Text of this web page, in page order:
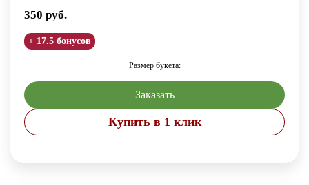
350 руб.
+ 17.5 бонусов
Размер букета:
Заказать
Купить в 1 клик